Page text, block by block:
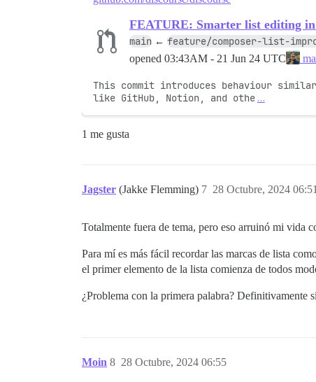
FEATURE: Smarter list editing
main ← feature/composer-list-
opened 03:43AM - 21 Jun 24 UTC
This commit introduces behaviour
like GitHub, Notion, and othe …
1 me gusta
Jagster (Jakke Flemming) 28 Octubre, 2024 06:51
7
Totalmente fuera de tema, pero eso arruinó mi vida
Para mí es más fácil recordar las marcas de lista
el primer elemento de la lista comienza de todos
¿Problema con la primera palabra? Definitivamente
Moin 28 Octubre, 2024 06:55
8